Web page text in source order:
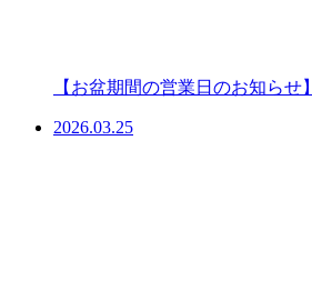
【お盆期間の営業日のお知らせ】
2026.03.25